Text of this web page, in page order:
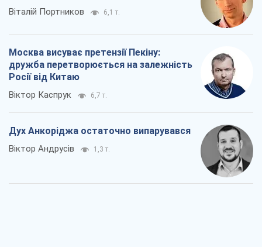
Віталій Портников 6,1 т.
Москва висуває претензії Пекіну:
дружба перетворюється на залежність
Росії від Китаю
Віктор Каспрук 6,7 т.
Дух Анкоріджа остаточно випарувався
Віктор Андрусів 1,3 т.